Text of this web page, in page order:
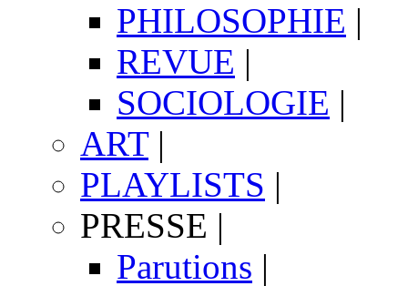
PHILOSOPHIE |
REVUE |
SOCIOLOGIE |
ART|
PLAYLISTS |
PRESSE |
Parutions |